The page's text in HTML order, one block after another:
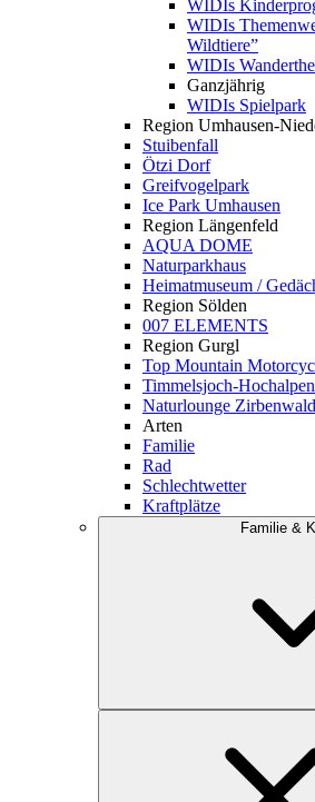
WIDIs
WIDIs
Wildtiere”
WIDIs
Ganzjährig
WIDIs Spielpark
Region Umhausen-
Stuibenfall
Ötzi Dorf
Greifvogelpark
Ice Park Umhausen
Region Längenfeld
AQUA DOME
Naturparkhaus
Heimatmuseum /
Region Sölden
007 ELEMENTS
Region Gurgl
Top Mountain
Timmelsjoch-
Naturlounge Zirbenwald
Arten
Familie
Rad
Schlechtwetter
Kraftplätze
Familie &